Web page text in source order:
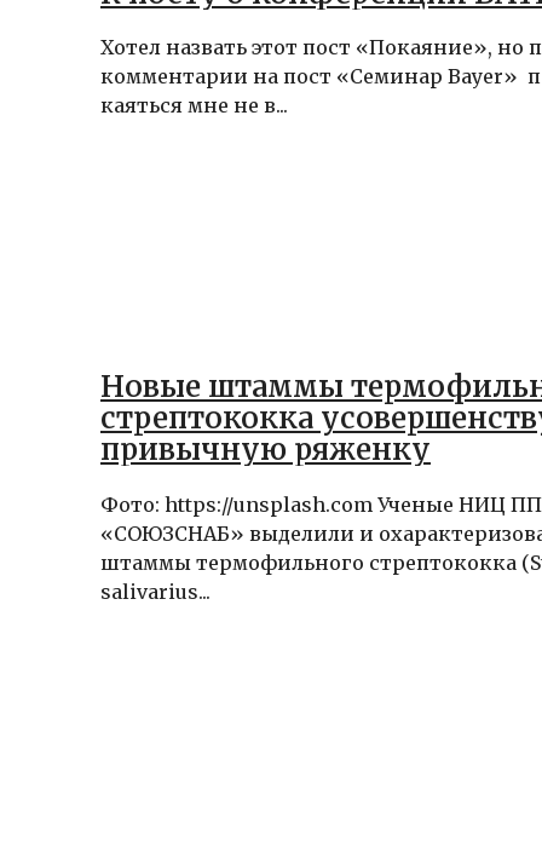
Хотел назвать этот пост «Покаяние», но
комментарии на пост «Семинар Bayer»
каяться мне не в...
Новые штаммы
стрептококка
привычную ряженку
Фото: https://unsplash.com Ученые НИЦ
«СОЮЗСНАБ» выделили и
штаммы термофильного стрептококка
salivarius...